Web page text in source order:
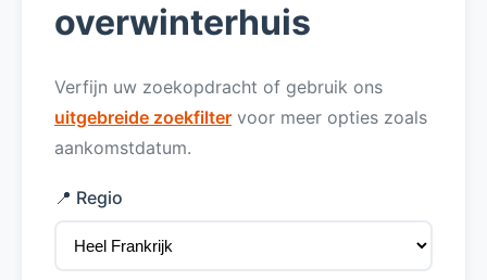
overwinterhuis
Verfijn uw zoekopdracht of gebruik ons
uitgebreide zoekfilter voor meer opties zoals
aankomstdatum.
📍 Regio